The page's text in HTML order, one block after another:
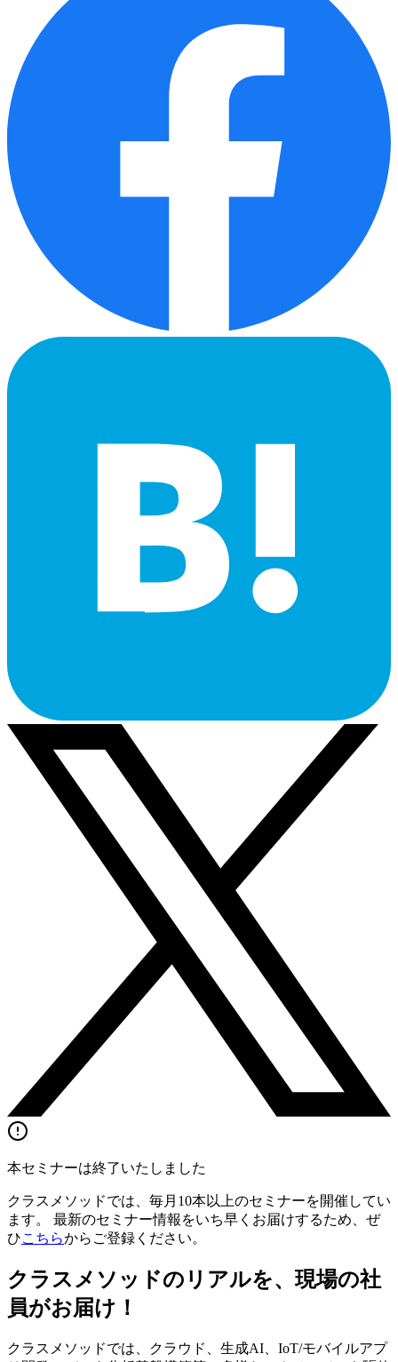
本セミナーは終了いたしました
クラスメソッドでは、毎月10本以上のセミナーを開催してい
ます。 最新のセミナー情報をいち早くお届けするため、ぜ
ひこちらからご登録ください。
クラスメソッドのリアルを、現場の社
員がお届け！
クラスメソッドでは、クラウド、生成AI、IoT/モバイルアプ